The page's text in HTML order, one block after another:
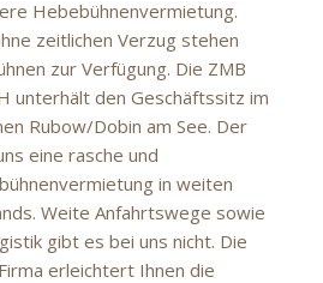
Hebebühnenvermietung.
zeitlichen Verzug stehen
zur Verfügung. Die ZMB
unterhält den Geschäftssitz im
Rubow/Dobin am See. Der
eine rasche und
in weiten
Weite Anfahrtswege sowie
gibt es bei uns nicht. Die
erleichtert Ihnen die